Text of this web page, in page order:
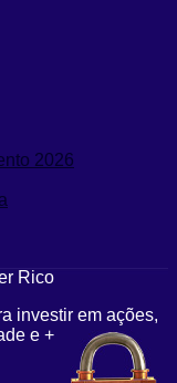
2026
Rico
investir em ações,
e +